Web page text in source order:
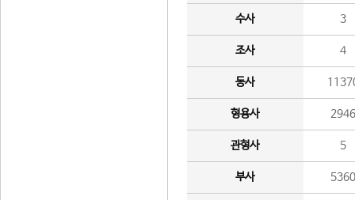
수사 3
조사 4
동사
형용사 2946
관형사 5
부사 5360